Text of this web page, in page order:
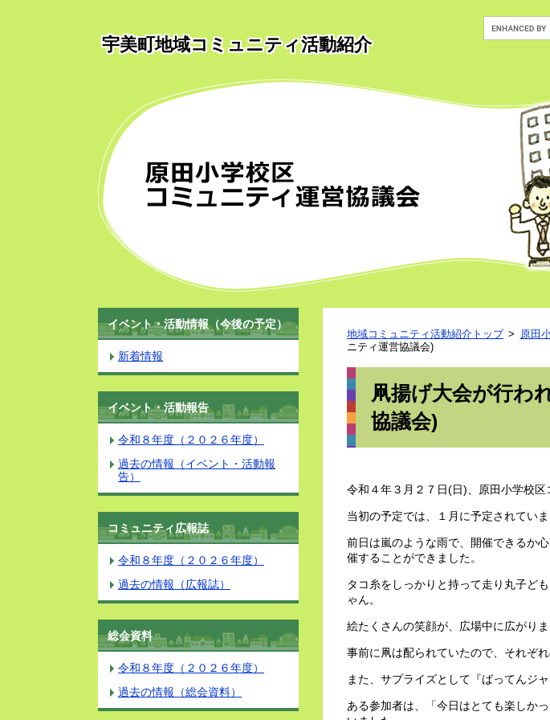
宇美町地域コミュニティ活動紹介
原田小学校区コ
イベント・活動情報（今後の予定）
新着情報
イベント・活動報告
令和８年度（２０２６年度）
過去の情報（イベント・活動報
告）
コミュニティ広報誌
令和８年度（２０２６年度）
過去の情報（広報誌）
総会資料
令和８年度（２０２６年度）
過去の情報（総会資料）
地域コミュニティ活動紹介トップ 原田
ニティ運営協議会)
凧揚げ大会が行わ
協議会)
令和４年３月２７日(日)、原田小学校
当初の予定では、１月に予定されてい
前日は嵐のような雨で、開催できるか
催することができました。
タコ糸をしっかりと持って走り丸子ど
ゃん。
絵たくさんの笑顔が、広場中に広がりま
事前に凧は配られていたので、それぞ
また、サプライズとして『ばってんジ
ある参加者は、「今日はとても楽しか